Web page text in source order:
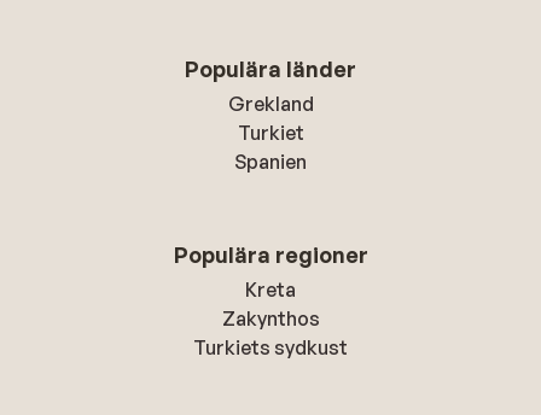
Populära länder
Grekland
Turkiet
Spanien
Populära regioner
Kreta
Zakynthos
Turkiets sydkust